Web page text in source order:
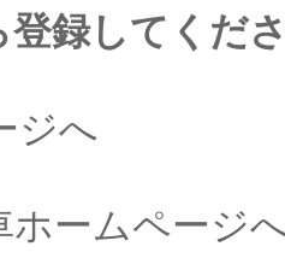
録してくだ
ジへ
ホームページ